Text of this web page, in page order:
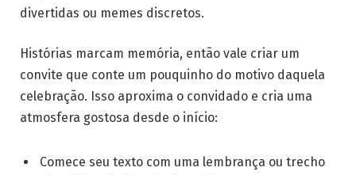
divertidas ou memes discretos.
Histórias marcam memória, então vale criar um
convite que conte um pouquinho do motivo daquela
celebração. Isso aproxima o convidado e cria uma
atmosfera gostosa desde o início:
Comece seu texto com uma lembrança ou trecho